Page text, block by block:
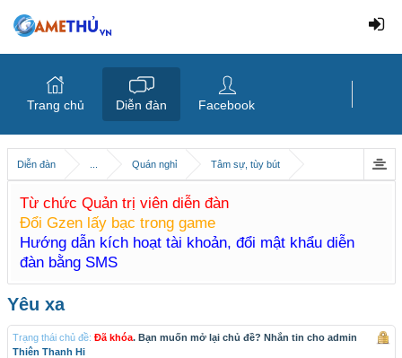
Diễn đàn Quán nghỉ Tâm sự, tùy bút
Từ chức Quản trị viên diễn đàn
Đổi Gzen lấy bạc trong game
Hướng dẫn kích hoạt tài khoản, đổi mật khẩu diễn
đàn bằng SMS
Yêu xa
Trạng thái chủ đề: Đã khóa. Bạn muốn mở lại chủ đề? Nhắn tin cho admin
Thiên Thanh Hi
Trang chủ Diễn đàn Facebook